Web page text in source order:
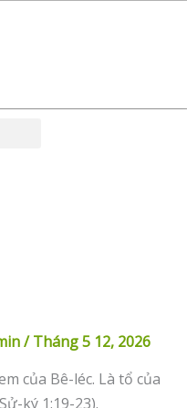
/Tháng 5 12, 2026
của Bê-léc. Là tổ của
ký 1:19-23).